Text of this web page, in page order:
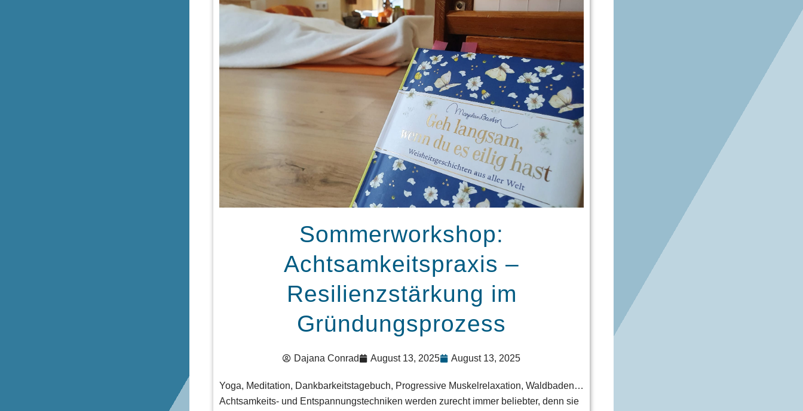
Sommerworkshop:
Achtsamkeitspraxis –
Resilienzstärkung im
Gründungsprozess
Dajana Conrad August 13, 2025 August 13, 2025
Yoga, Meditation, Dankbarkeitstagebuch, Progressive Muskelrelaxation, Waldbaden…
Achtsamkeits- und Entspannungstechniken werden zurecht immer beliebter, denn sie